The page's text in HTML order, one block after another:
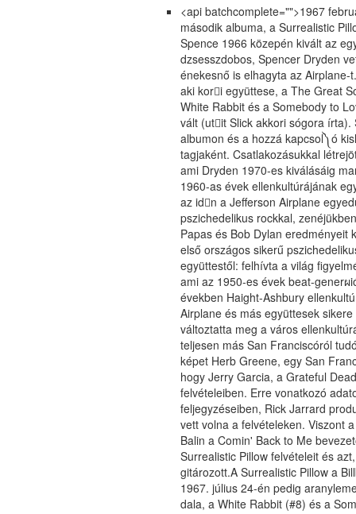
<api batchcomplete="">1967
második albuma, a Surrealistic
Spence 1966 közepén kivált az
dzsesszdobos, Spencer Dryden
énekesnő is elhagyta az
aki kori együttese, a The Great
White Rabbit és a Somebody to
vált (utit Slick akkori sógora
albumon és a hozzá kapcsol༽ó
tagjaként. Csatlakozásukkal
ami Dryden 1970-es kiválásáig
1960-as évek ellenkultúrájának
az id𕆾n a Jefferson Airplane
pszichedelikus rockkal,
Papas és Bob Dylan eredményeit
első országos sikerű
együttestől: felhívta a világ
ami az 1950-es évek beat-gener
években Haight-Ashbury
Airplane és más együttesek
változtatta meg a város
teljesen más San Franciscóról
képet Herb Greene, egy San
hogy Jerry Garcia, a Grateful
felvételeiben. Erre vonatkozó
feljegyzéseiben, Rick Jarrard
vett volna a felvételeken. Viszont
Balin a Comin' Back to Me
Surrealistic Pillow felvételeit és
gitározott.A Surrealistic Pillow a
1967. július 24-én pedig
dala, a White Rabbit (#8) és a